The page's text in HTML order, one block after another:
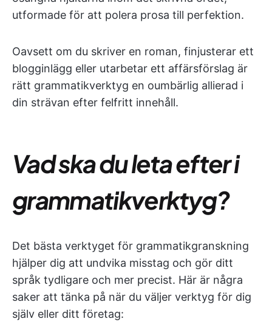
utformade för att polera prosa till perfektion.
Oavsett om du skriver en roman, finjusterar ett
blogginlägg eller utarbetar ett affärsförslag är
rätt grammatikverktyg en oumbärlig allierad i
din strävan efter felfritt innehåll.
Vad ska du leta efter i
grammatikverktyg?
Det bästa verktyget för grammatikgranskning
hjälper dig att undvika misstag och gör ditt
språk tydligare och mer precist. Här är några
saker att tänka på när du väljer verktyg för dig
själv eller ditt företag: